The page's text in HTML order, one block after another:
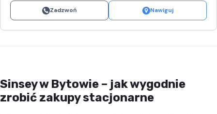
Zadzwoń Nawiguj
Sinsey w Bytowie – jak wygodnie
zrobić zakupy stacjonarne